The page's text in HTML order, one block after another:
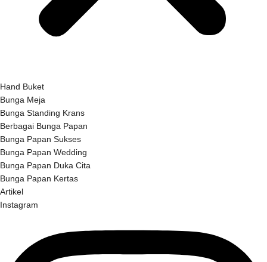
Hand Buket
Bunga Meja
Bunga Standing Krans
Berbagai Bunga Papan
Bunga Papan Sukses
Bunga Papan Wedding
Bunga Papan Duka Cita
Bunga Papan Kertas
Artikel
Instagram